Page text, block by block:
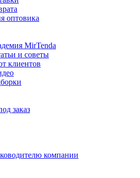
оптовика
MirTenda
и советы
клиентов
заказ
компании